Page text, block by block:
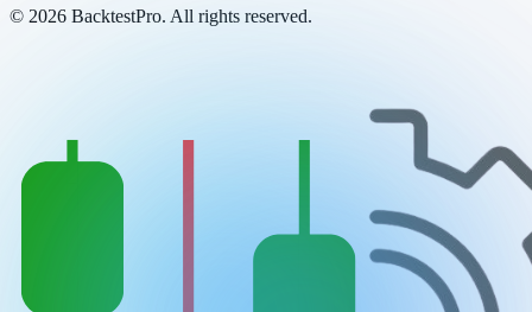
© 2026 BacktestPro. All rights reserved.